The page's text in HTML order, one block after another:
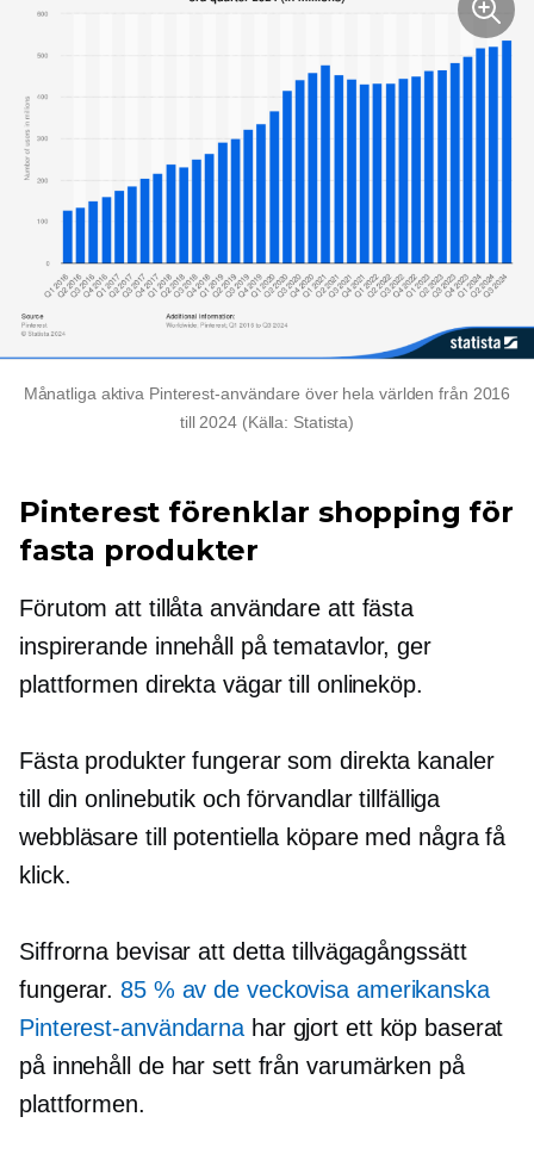
Månatliga aktiva Pinterest-användare över hela världen från 2016
till 2024 (Källa: Statista)
Pinterest förenklar shopping för
fasta produkter
Förutom att tillåta användare att fästa
inspirerande innehåll på tematavlor, ger
plattformen direkta vägar till onlineköp.
Fästa produkter fungerar som direkta kanaler
till din onlinebutik och förvandlar tillfälliga
webbläsare till potentiella köpare med några få
klick.
Siffrorna bevisar att detta tillvägagångssätt
fungerar. 85 % av de veckovisa amerikanska
Pinterest-användarna har gjort ett köp baserat
på innehåll de har sett från varumärken på
plattformen.